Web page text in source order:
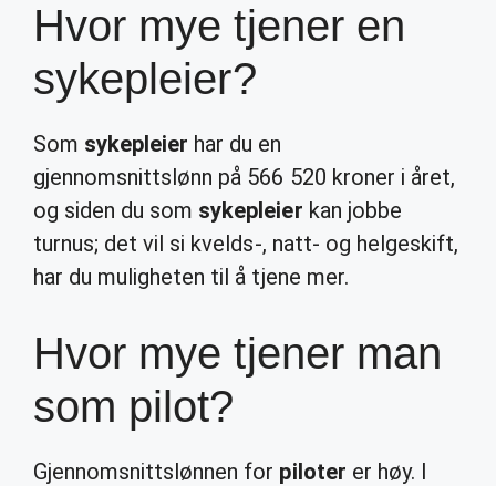
Hvor mye tjener en
sykepleier?
Som sykepleier har du en
gjennomsnittslønn på 566 520 kroner i året,
og siden du som sykepleier kan jobbe
turnus; det vil si kvelds-, natt- og helgeskift,
har du muligheten til å tjene mer.
Hvor mye tjener man
som pilot?
Gjennomsnittslønnen for piloter er høy. I